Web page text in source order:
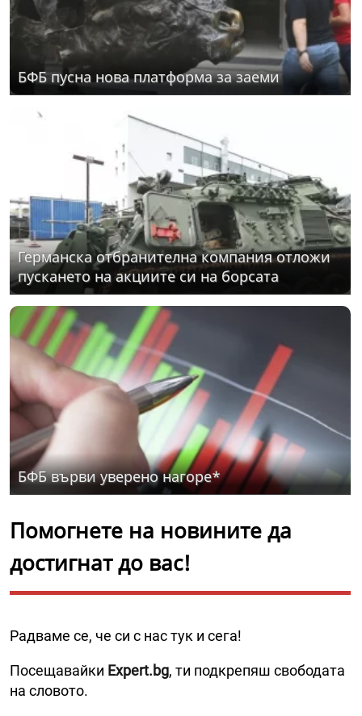
БФБ пусна нова платформа за заеми
Германска отбранителна компания отложи
пускането на акциите си на борсата
БФБ върви уверено нагоре*
Помогнете на новините да
достигнат до вас!
Радваме се, че си с нас тук и сега!
Посещавайки Expert.bg, ти подкрепяш свободата
на словото.